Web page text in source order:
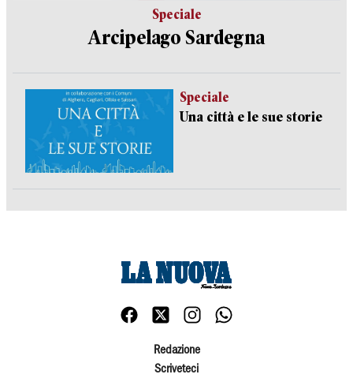
Speciale
Arcipelago Sardegna
Speciale
Una città e le sue storie
Redazione
Scriveteci